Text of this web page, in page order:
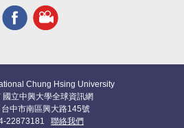
Chung Hsing University
國立中興大學全球資訊網
中市南區興大路145號
22873181 聯絡我們